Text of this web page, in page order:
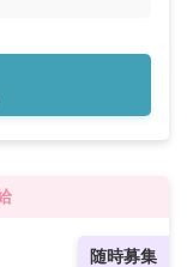
随時募集